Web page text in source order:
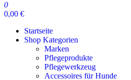
0
0,00 €
Startseite
Shop Kategorien
Marken
Pflegeprodukte
Pflegewerkzeug
Accessoires für Hunde